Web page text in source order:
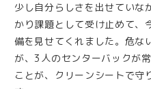
少し自分らしさを出せていな
かり課題として受け止めて、
備を見せてくれました。危な
が、3人のセンターバックが
ことが、クリーンシートで守